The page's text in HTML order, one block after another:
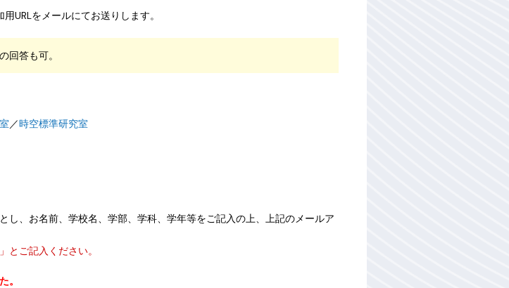
URLをメールにてお送りします。
回答も可。
／時空標準研究室
し、お名前、学校名、学部、学科、学年等をご記入の上、上記のメールア
とご記入ください。
。